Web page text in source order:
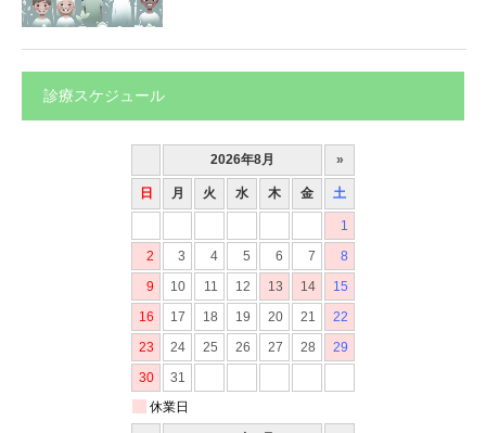
診療スケジュール